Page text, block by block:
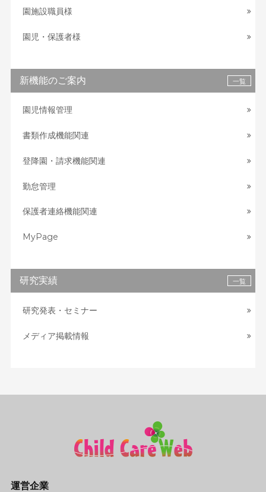
園施設職員様
園児・保護者様
新機能のご案内 一覧
園児情報管理
書類作成機能関連
登降園・請求機能関連
勤怠管理
保護者連絡機能関連
MyPage
研究実績 一覧
研究発表・セミナー
メディア掲載情報
運営企業